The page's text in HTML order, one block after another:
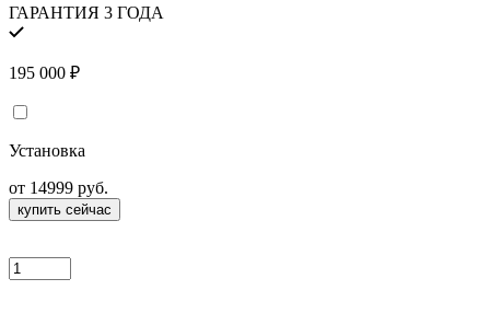
ГАРАНТИЯ 3 ГОДА
195 000 ₽
Установка
от 14999 руб.
купить сейчас